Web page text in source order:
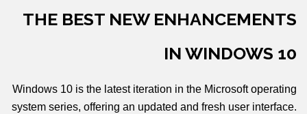
THE BEST NEW ENHANCEMENTS
IN WINDOWS 10
Windows 10 is the latest iteration in the Microsoft operating
system series, offering an updated and fresh user interface.